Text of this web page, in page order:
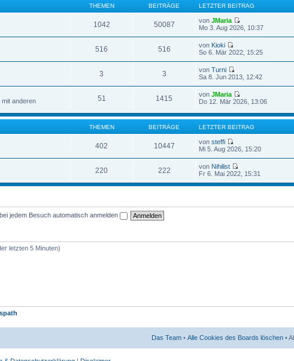
THEMEN BEITRÄGE LETZTER BEITRAG
1042 50087 vonJMaria
Mo 3. Aug 2026, 10:37
516 516 von Kioki
So 6. Mär 2022, 15:25
3 3 vonTurni
Sa 8. Jun 2013, 12:42
anderen
51 1415 vonJMaria
Do 12. Mär 2026, 13:06
THEMEN BEITRÄGE LETZTER BEITRAG
402 10447 vonsteffi
Mi 5. Aug 2026, 15:20
220 222 von Nihilist
Fr 6. Mai 2022, 15:31
jedem Besuch automatisch anmelden
letzten 5 Minuten)
Das Team • Alle Cookies des Boards löschen •